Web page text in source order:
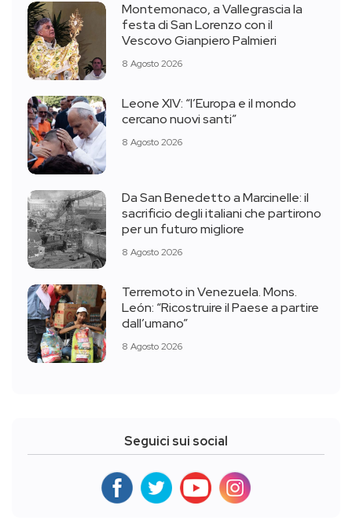
Montemonaco, a Vallegrascia la
festa di San Lorenzo con il
Vescovo Gianpiero Palmieri
8 Agosto 2026
Leone XIV: “l’Europa e il mondo
cercano nuovi santi”
8 Agosto 2026
Da San Benedetto a Marcinelle: il
sacrificio degli italiani che partirono
per un futuro migliore
8 Agosto 2026
Terremoto in Venezuela. Mons.
León: “Ricostruire il Paese a partire
dall’umano”
8 Agosto 2026
Seguici sui social